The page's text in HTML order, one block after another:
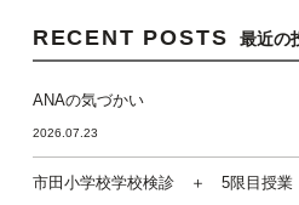
RECENT POSTS 最近の
ANAの気づかい
2026.07.23
市田小学校学校検診 ＋ 5限目授業